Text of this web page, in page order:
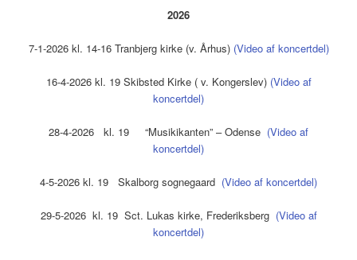
2026
7-1-2026 kl. 14-16 Tranbjerg kirke (v. Århus) (Video af koncertdel)
16-4-2026 kl. 19 Skibsted Kirke ( v. Kongerslev) (Video af
koncertdel)
28-4-2026 kl. 19 “Musikikanten” – Odense (Video af
koncertdel)
4-5-2026 kl. 19 Skalborg sognegaard (Video af koncertdel)
29-5-2026 kl. 19 Sct. Lukas kirke, Frederiksberg (Video af
koncertdel)